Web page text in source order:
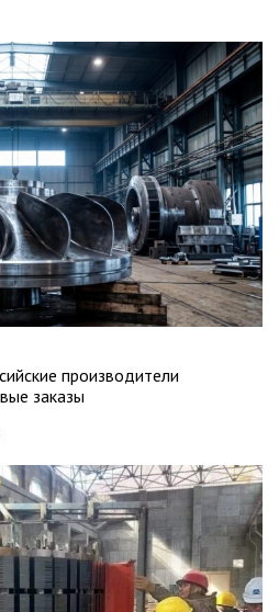
производители
заказы